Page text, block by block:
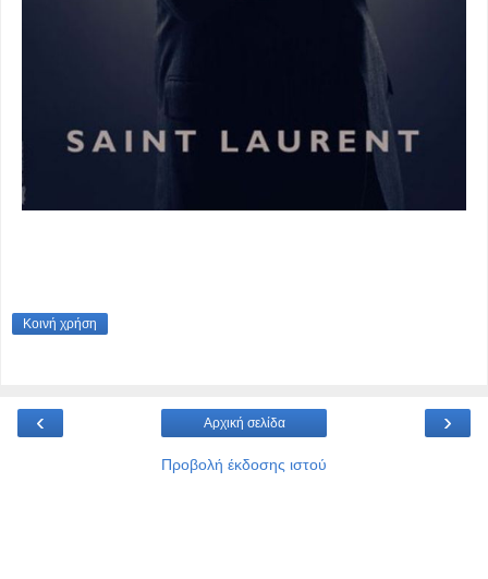
Κοινή χρήση
‹ ›
Αρχική σελίδα
Προβολή έκδοσης ιστού